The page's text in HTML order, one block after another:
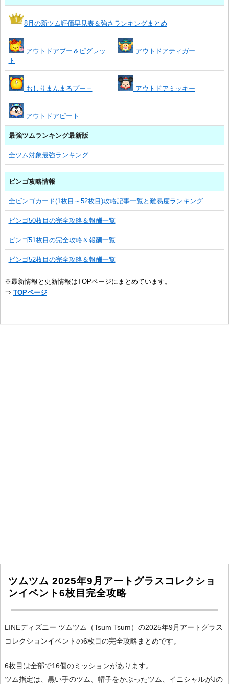
8月の新ツム評価早見表＆強さランキングまとめ
アウトドアプー＆ピグレッ
ト
アウトドアティガー
おしりまんまるプー＋ アウトドアミッキー
アウトドアピート
最強ツムランキング最新版
全ツム対象最強ランキング
ビンゴ攻略情報
全ビンゴカード(1枚目～52枚目)攻略記事一覧と難易度ランキング
ビンゴ50枚目の完全攻略＆報酬一覧
ビンゴ51枚目の完全攻略＆報酬一覧
ビンゴ52枚目の完全攻略＆報酬一覧
※最新情報と更新情報はTOPページにまとめています。
⇒ TOPページ
ツムツム 2025年9月アートグラスコレクショ
ンイベント6枚目完全攻略
LINEディズニー ツムツム（Tsum Tsum）の2025年9月アートグラス
コレクションイベントの6枚目の完全攻略まとめです。
6枚目は全部で16個のミッションがあります。
ツム指定は、黒い手のツム、帽子をかぶったツム、イニシャルがJの